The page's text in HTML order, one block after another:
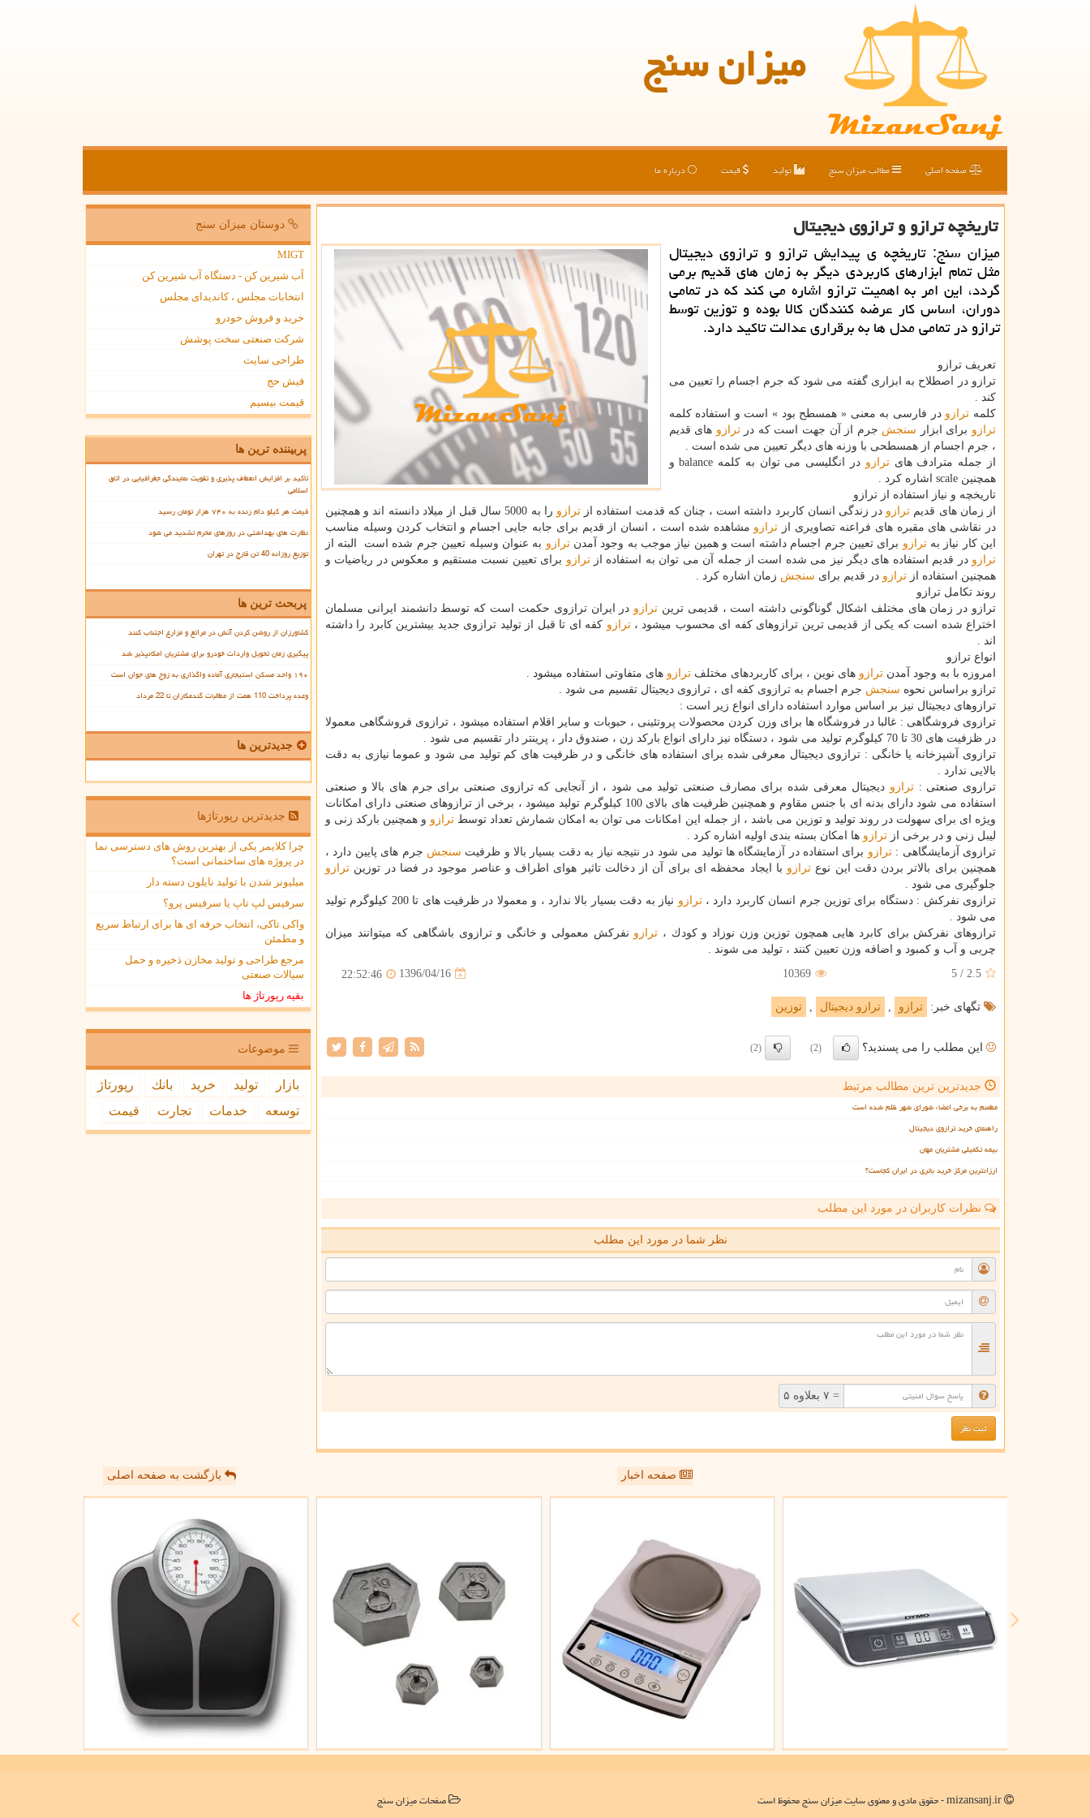
میزان سنج
صفحه اصلی مطالب میزان سنج تولید قیمت درباره ما
تاریخچه ترازو و ترازوی دیجیتال
میزان سنج: تاریخچه ی پیدایش ترازو و ترازوی دیجیتال
مثل تمام ابزارهای كاربردی دیگر به زمان های قدیم برمی
گردد، این امر به اهمیت ترازو اشاره می كند كه در تمامی
دوران، اساس كار عرضه كنندگان كالا بوده و توزین توسط
ترازو در تمامی مدل ها به برقراری عدالت تاكید دارد.
تعریف ترازو
ترازو در اصطلاح به ابزاری گفته می شود كه جرم اجسام را تعیین می
كند .
كلمه ترازو در فارسی به معنی « همسطح بود » است و استفاده كلمه
ترازو برای ابزار سنجش جرم از آن جهت است كه درترازو های قدیم
، جرم اجسام از همسطحی با وزنه های دیگر تعیین می شده است .
از جمله مترادف هایترازو
در انگلیسی می توان به كلمه balance و
همچنین scale اشاره كرد .
تاریخچه و نیاز استفاده از ترازو
از زمان های قدیم ترازو در زندگی انسان كاربرد داشته است ، چنان كه قدمت استفاده ازترازو
را به 5000 سال قبل از میلاد دانسته اند و همچنین
در نقاشی های مقبره های فراعنه تصاویری از ترازو مشاهده شده است ، انسان از قدیم برای جابه جایی اجسام و انتخاب كردن وسیله مناسب
این كار نیاز بهترازو برای تعیین جرم اجسام داشته است و همین نیاز موجب به وجود آمدنترازو به عنوان وسیله تعیین جرم شده است البته از
ترازو در قدیم استفاده های دیگر نیز می شده است از جمله آن می توان به استفاده ازترازو برای تعیین نسبت مستقیم و معكوس در ریاضیات و
همچنین استفاده از ترازو در قدیم برای سنجش زمان اشاره كرد .
روند تكامل ترازو
ترازو در زمان های مختلف اشكال گوناگونی داشته است ، قدیمی ترین ترازو در ایران ترازوی حكمت است كه توسط دانشمند ایرانی مسلمان
اختراع شده است كه یكی از قدیمی ترین ترازوهای كفه ای محسوب میشود ،ترازو كفه ای تا قبل از تولید ترازوی جدید بیشترین كابرد را داشته
اند .
انواع ترازو
امروزه با به وجود آمدن ترازو های نوین ، برای كاربردهای مختلف ترازو های متفاوتی استفاده میشود .
ترازو براساس نحوه سنجش جرم اجسام به ترازوی كفه ای ، ترازوی دیجیتال تقسیم می شود .
ترازوهای دیجیتال نیز بر اساس موارد استفاده دارای انواع زیر است :
ترازوی فروشگاهی : غالبا در فروشگاه ها برای وزن كردن محصولات پروتئینی ، حبوبات و سایر اقلام استفاده میشود ، ترازوی فروشگاهی معمولا
در ظزفیت های 30 تا 70 كیلوگرم تولید می شود ، دستگاه نیز دارای انواع باركد زن ، صندوق دار ، پرینتر دار تقسیم می شود .
ترازوی آشپزخانه یا خانگی : ترازوی دیجیتال معرفی شده برای استفاده های خانگی و در ظرفیت های كم تولید می شود و عموما نیازی به دقت
بالایی ندارد .
ترازوی صنعتی : ترازو دیجیتال معرفی شده برای مصارف صنعتی تولید می شود ، از آنجایی كه ترازوی صنعتی برای جرم های بالا و صنعتی
استفاده می شود دارای بدنه ای با جنس مقاوم و همچنین ظرفیت های بالای 100 كیلوگرم تولید میشود ، برخی از ترازوهای صنعتی دارای امكانات
ویژه ای برای سهولت در روند تولید و توزین می باشد ، از جمله این امكانات می توان به امكان شمارش تعداد توسط ترازو و همچنین باركد زنی و
لیبل زنی و در برخی از ترازو ها امكان بسته بندی اولیه اشاره كرد .
ترازوی آزمایشگاهی :ترازو برای استفاده در آزمایشگاه ها تولید می شود در نتیجه نیاز به دقت بسیار بالا و ظرفیت سنجش جرم های پایین دارد ،
همچنین برای بالاتر بردن دقت این نوع ترازو با ایجاد محفظه ای برای آن از دخالت تاثیر هوای اطراف و عناصر موجود در فضا در توزین ترازو
جلوگیری می شود .
ترازوی نفركش : دستگاه برای توزین جرم انسان كاربرد دارد ،ترازو
نیاز به دقت بسیار بالا ندارد ، و معمولا در ظرفیت های تا 200 كیلوگرم تولید
می شود .
ترازوهای نفركش برای كابرد هایی همچون توزین وزن نوزاد و كودك ، ترازو نفركش معمولی و خانگی و ترازوی باشگاهی كه میتوانند میزان
چربی و آب و كمبود و اضافه وزن تعیین كنند ، تولید می شوند .
2.5
/
5
10369
1396/04/16
22:52:46
تگهای خبر: ترازو ترازو دیجیتال توزین
این مطلب را می پسندید؟ (2)
(2)
جدیدترین ترین مطالب مرتبط
مطمنم به برخی اعضاء شورای شهر ظلم شده است
راهنمای خرید ترازوی دیجیتال
بیمه تکمیلی مشتریان مهان
ارزانترین مركز خرید باتری در ایران كجاست؟
نظرات کاربران در مورد این مطلب
نظر شما در مورد این مطلب
= ۷ بعلاوه ۵
دوستان میزان سنج
MIGT
آب شیرین کن - دستگاه آب شیرین کن
انتخابات مجلس ، کاندیدای مجلس
خرید و فروش خودرو
شرکت صنعتی سخت پوشش
طراحی سایت
فیش حج
قیمت بیسیم
پربیننده ترین ها
تأکید بر افزایش انعطاف پذیری و تقویت نمایندگی جغرافیایی در اتاق
اسلامی
قیمت هر کیلو دام زنده به ۷۴۰ هزار تومان رسید
نظارت های بهداشتی در روزهای محرم تشدید می شود
توزیع روزانه 40 تن قارچ در تهران
پربحث ترین ها
کشاورزان از روشن کردن آتش در مراتع و مزارع اجتناب کنند
پیگیری زمان تحویل واردات خودرو برای مشتریان امکانپذیر شد
۱۹۰ واحد مسکن استیجاری آماده واگذاری به زوج های جوان است
وعده پرداخت 110 همت از مطالبات گندمکاران تا 22 مرداد
جدیدترین ها
جدیدترین رپورتاژها
چرا کلایمر یکی از بهترین روش های دسترسی نما
در پروژه های ساختمانی است؟
میلیونر شدن با تولید نایلون دسته دار
سرفیس لپ تاپ یا سرفیس پرو؟
واکی تاکی، انتخاب حرفه ای ها برای ارتباط سریع
و مطمئن
مرجع طراحی و تولید مخازن ذخیره و حمل
سیالات صنعتی
بقیه رپورتاژ ها
موضوعات
بازار تولید خرید بانك
رپورتاژ
توسعه
خدمات تجارت قیمت
صفحه اخبار بازگشت به صفحه اصلی
صفحات میزان سنج